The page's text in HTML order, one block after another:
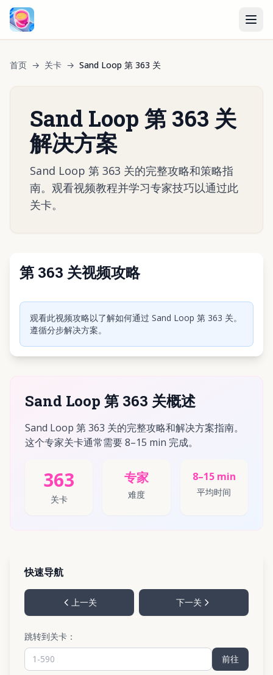
首页 → 关卡 → Sand Loop 第 363 关
Sand Loop 第 363 关
解决方案
Sand Loop 第 363 关的完整攻略和策略指
南。观看视频教程并学习专家技巧以通过此
关卡。
第 363 关视频攻略
点击播放视频
观看此视频攻略以了解如何通过 Sand Loop 第 363 关。
遵循分步解决方案。
Sand Loop 第 363 关概述
Sand Loop 第 363 关的完整攻略和解决方案指南。
这个专家关卡通常需要 8–15 min 完成。
363
关卡
专家
难度
8–15 min
平均时间
快速导航
上一关 下一关
跳转到关卡：
前往